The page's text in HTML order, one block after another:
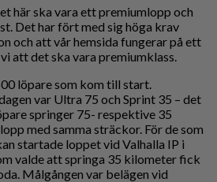
här ska vara ett premiumlopp och
Det har fört med sig höga krav
och att vår hemsida fungerar på ett
att det ska vara premiumklass.
löpare som kom till start.
var Ultra 75 och Sprint 35 – det
springer 75- respektive 35
med samma sträckor. För de som
startade loppet vid Valhalla IP i
valde att springa 35 kilometer fick
Målgången var belägen vid